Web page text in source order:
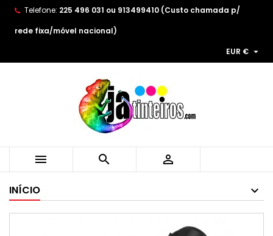
Telefone: 225 496 031 ou 913499410 (Custo chamada p/
rede fixa/móvel nacional)
EUR € 
  
INÍCIO
As minhas listas de desejos ×
((title)) ×
((label))
((cancelText)) ((createText))
Entrar ×
You need to be logged in to save products in your
wishlist.
((cancelText))